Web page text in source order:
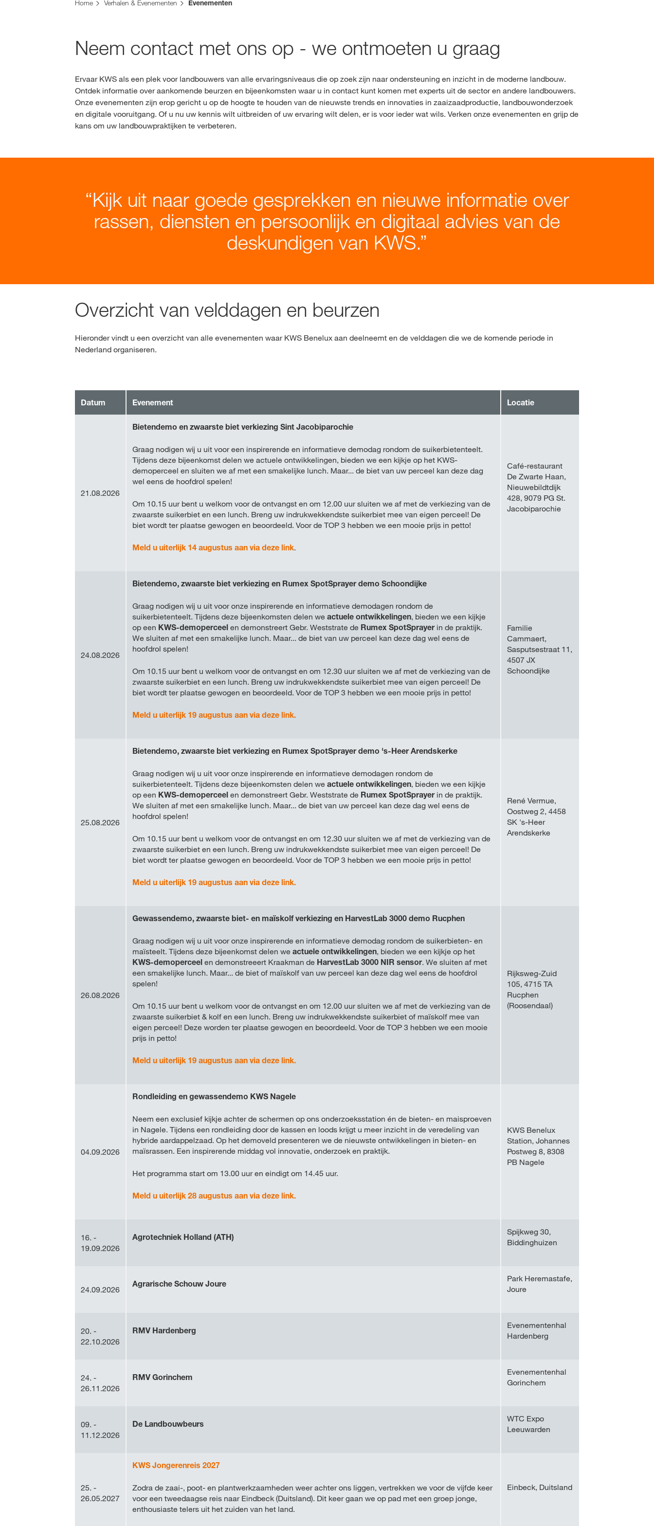
Veldverkenner
Exclusieve inhoud
LOGIN
REGISTREER
Internationale
U bent op de KWS-website voor Nederland. Er bestaat een alternatieve webpagina in uw land voor deze pagina:
Home Verhalen & Evenementen Evenementen
Neem contact met ons op - we ontmoeten u graag
Ervaar KWS als een plek voor landbouwers van alle ervaringsniveaus die op zoek zijn naar ondersteuning en inzicht in de moderne landbouw.
Ontdek informatie over aankomende beurzen en bijeenkomsten waar u in contact kunt komen met experts uit de sector en andere landbouwers.
Onze evenementen zijn erop gericht u op de hoogte te houden van de nieuwste trends en innovaties in zaaizaadproductie, landbouwonderzoek
en digitale vooruitgang. Of u nu uw kennis wilt uitbreiden of uw ervaring wilt delen, er is voor ieder wat wils. Verken onze evenementen en grijp de
kans om uw landbouwpraktijken te verbeteren.
Kijk uit naar goede gesprekken en nieuwe informatie over
rassen, diensten en persoonlijk en digitaal advies van de
deskundigen van KWS.
Overzicht van velddagen en beurzen
Hieronder vindt u een overzicht van alle evenementen waar KWS Benelux aan deelneemt en de velddagen die we de komende periode in
Nederland organiseren.
Datum Evenement Locatie
21.08.2026
Bietendemo en zwaarste biet verkiezing Sint Jacobiparochie
Graag nodigen wij u uit voor een inspirerende en informatieve demodag rondom de suikerbietenteelt.
Tijdens deze bijeenkomst delen we actuele ontwikkelingen, bieden we een kijkje op het KWS-
demoperceel en sluiten we af met een smakelijke lunch. Maar... de biet van uw perceel kan deze dag
wel eens de hoofdrol spelen!
Om 10.15 uur bent u welkom voor de ontvangst en om 12.00 uur sluiten we af met de verkiezing van de
zwaarste suikerbiet en een lunch. Breng uw indrukwekkendste suikerbiet mee van eigen perceel! De
biet wordt ter plaatse gewogen en beoordeeld. Voor de TOP 3 hebben we een mooie prijs in petto!
Meld u uiterlijk 14 augustus aan via deze link.
Café-restaurant
De Zwarte Haan,
Nieuwebildtdijk
428, 9079 PG St.
Jacobiparochie
24.08.2026
Bietendemo, zwaarste biet verkiezing en Rumex SpotSprayer demo Schoondijke
Graag nodigen wij u uit voor onze inspirerende en informatieve demodagen rondom de
suikerbietenteelt. Tijdens deze bijeenkomsten delen we actuele ontwikkelingen, bieden we een kijkje
op een KWS-demoperceel en demonstreert Gebr. Weststrate de Rumex SpotSprayerin de praktijk.
We sluiten af met een smakelijke lunch. Maar... de biet van uw perceel kan deze dag wel eens de
hoofdrol spelen!
Om 10.15 uur bent u welkom voor de ontvangst en om 12.30 uur sluiten we af met de verkiezing van de
zwaarste suikerbiet en een lunch. Breng uw indrukwekkendste suikerbiet mee van eigen perceel! De
biet wordt ter plaatse gewogen en beoordeeld. Voor de TOP 3 hebben we een mooie prijs in petto!
Meld u uiterlijk 19 augustus aan via deze link.
Familie
Cammaert,
Sasputsestraat 11,
4507 JX
Schoondijke
25.08.2026
Bietendemo, zwaarste biet verkiezing en Rumex SpotSprayer demo 's-Heer Arendskerke
Graag nodigen wij u uit voor onze inspirerende en informatieve demodagen rondom de
suikerbietenteelt. Tijdens deze bijeenkomsten delen we actuele ontwikkelingen, bieden we een kijkje
op een KWS-demoperceel en demonstreert Gebr. Weststrate de Rumex SpotSprayerin de praktijk.
We sluiten af met een smakelijke lunch. Maar... de biet van uw perceel kan deze dag wel eens de
hoofdrol spelen!
Om 10.15 uur bent u welkom voor de ontvangst en om 12.30 uur sluiten we af met de verkiezing van de
zwaarste suikerbiet en een lunch. Breng uw indrukwekkendste suikerbiet mee van eigen perceel! De
biet wordt ter plaatse gewogen en beoordeeld. Voor de TOP 3 hebben we een mooie prijs in petto!
Meld u uiterlijk 19 augustus aan via deze link.
René Vermue,
Oostweg 2, 4458
SK 's-Heer
Arendskerke
26.08.2026
Gewassendemo, zwaarste biet- en maïskolf verkiezing en HarvestLab 3000 demo Rucphen
Graag nodigen wij u uit voor onze inspirerende en informatieve demodag rondom de suikerbieten- en
maïsteelt. Tijdens deze bijeenkomst delen we actuele ontwikkelingen, bieden we een kijkje op het
KWS-demoperceel en demonstreeert Kraakman de HarvestLab 3000 NIR sensor. We sluiten af met
een smakelijke lunch. Maar... de biet of maïskolf van uw perceel kan deze dag wel eens de hoofdrol
spelen!
Om 10.15 uur bent u welkom voor de ontvangst en om 12.00 uur sluiten we af met de verkiezing van de
zwaarste suikerbiet & kolf en een lunch. Breng uw indrukwekkendste suikerbiet of maïskolf mee van
eigen perceel! Deze worden ter plaatse gewogen en beoordeeld. Voor de TOP 3 hebben we een mooie
prijs in petto!
Meld u uiterlijk 19 augustus aan via deze link.
Rijksweg-Zuid
105, 4715 TA
Rucphen
(Roosendaal)
04.09.2026
Rondleiding en gewassendemo KWS Nagele
Neem een exclusief kijkje achter de schermen op ons onderzoeksstation én de bieten- en maisproeven
in Nagele. Tijdens een rondleiding door de kassen en loods krijgt u meer inzicht in de veredeling van
hybride aardappelzaad. Op het demoveld presenteren we de nieuwste ontwikkelingen in bieten- en
maïsrassen. Een inspirerende middag vol innovatie, onderzoek en praktijk.
Het programma start om 13.00 uur en eindigt om 14.45 uur.
Meld u uiterlijk 28 augustus aan via deze link.
KWS Benelux
Station, Johannes
Postweg 8, 8308
PB Nagele
16. -
19.09.2026
Agrotechniek Holland (ATH)
Spijkweg 30,
Biddinghuizen
24.09.2026
Agrarische Schouw Joure
Park Heremastafe,
Joure
20. -
22.10.2026
RMV Hardenberg
Evenementenhal
Hardenberg
24. -
26.11.2026
RMV Gorinchem
Evenementenhal
Gorinchem
09. -
11.12.2026
De Landbouwbeurs
WTC Expo
Leeuwarden
25. -
26.05.2027
KWS Jongerenreis 2027
Zodra de zaai-, poot- en plantwerkzaamheden weer achter ons liggen, vertrekken we voor de vijfde keer
voor een tweedaagse reis naar Eindbeck (Duitsland). Dit keer gaan we op pad met een groep jonge,
enthousiaste telers uit het zuiden van het land.
Einbeck, Duitsland